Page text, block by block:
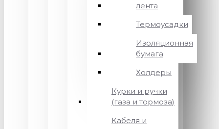
лента
Термоусадки
Изоляционная
бумага
Холдеры
Курки и ручки
(газа и тормоза)
Кабеля и